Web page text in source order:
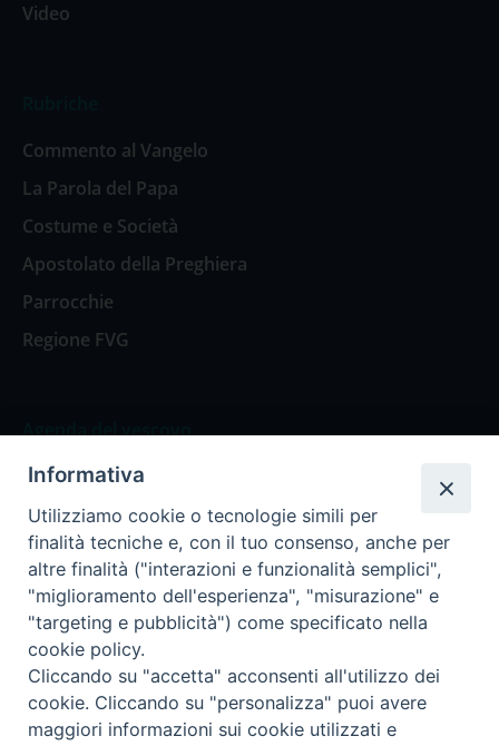
Video
Commento al Vangelo
La Parola del Papa
Costume e Società
Apostolato della Preghiera
Parrocchie
Regione FVG
Agenda del vescovo
Agenda del vescovo
Privacy Policy Trasparenza
Termini e Condizioni
Informativa
Utilizziamo cookie o tecnologie simili per
finalità tecniche e, con il tuo consenso, anche per
altre finalità ("interazioni e funzionalità semplici",
"miglioramento dell'esperienza", "misurazione" e
"targeting e pubblicità") come specificato nella
cookie policy.
Cliccando su "accetta" acconsenti all'utilizzo dei
cookie. Cliccando su "personalizza" puoi avere
maggiori informazioni sui cookie utilizzati e